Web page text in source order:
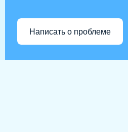
Написать о проблеме